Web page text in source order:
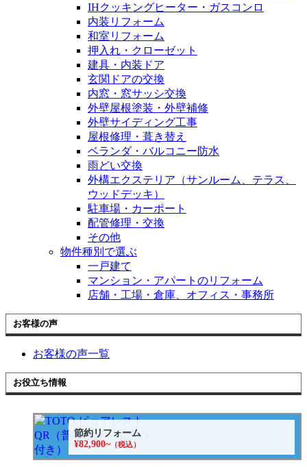
IHクッキングヒーター・ガスコンロ
内装リフォーム
和室リフォーム
押入れ・クローゼット
建具・内装ドア
玄関ドアの交換
内窓・窓サッシ交換
外壁屋根塗装・外壁補修
外壁サイディング工事
屋根修理・葺き替え
ベランダ・バルコニー防水
雨どい交換
外構エクステリア（サンルーム、テラス、
ウッドデッキ）
駐車場・カーポート
配管修理・交換
その他
物件種別で選ぶ
一戸建て
マンション・アパートのリフォーム
店舗・工場・倉庫、オフィス・事務所
お客様の声
お客様の声一覧
お役立ち情報
節約リフォーム
¥82,900~（税込）